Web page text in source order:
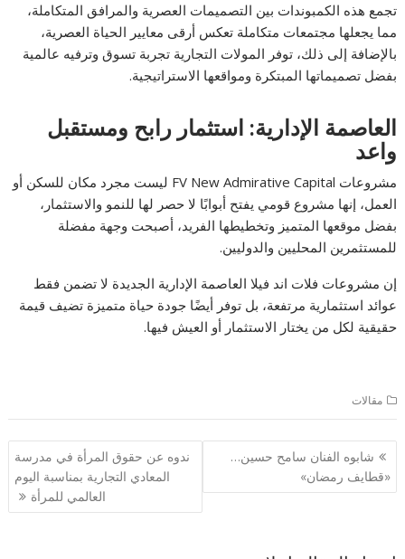
تجمع هذه الكمبوندات بين التصميمات العصرية والمرافق المتكاملة،
مما يجعلها مجتمعات متكاملة تعكس أرقى معايير الحياة العصرية،
بالإضافة إلى ذلك، توفر المولات التجارية تجربة تسوق وترفيه عالمية
بفضل تصميماتها المبتكرة ومواقعها الاستراتيجية.
العاصمة الإدارية: استثمار رابح ومستقبل
واعد
مشروعات FV New Admirative Capital ليست مجرد مكان للسكن أو
العمل، إنها مشروع قومي يفتح أبوابًا لا حصر لها للنمو والاستثمار،
بفضل موقعها المتميز وتخطيطها الفريد، أصبحت وجهة مفضلة
للمستثمرين المحليين والدوليين.
إن مشروعات فلات اند فيلا العاصمة الإدارية الجديدة لا تضمن فقط
عوائد استثمارية مرتفعة، بل توفر أيضًا جودة حياة متميزة تضيف قيمة
حقيقية لكل من يختار الاستثمار أو العيش فيها.
مقالات
تصفّح
المقالات
شابوه الفنان سامح حسين…
«قطايف رمضان»
ندوه عن حقوق المرأة في مدرسة
المعادي التجارية بمناسبة اليوم
العالمي للمرأة